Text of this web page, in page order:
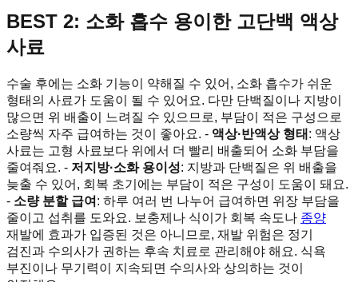
BEST 2: 소화 흡수 용이한 고단백 액상
사료
수술 후에는 소화 기능이 약해질 수 있어, 소화 흡수가 쉬운
형태의 사료가 도움이 될 수 있어요. 다만 단백질이나 지방이
많으면 위 배출이 느려질 수 있으므로, 부담이 적은 구성으로
소량씩 자주 급여하는 것이 좋아요. - 액상·반액상 형태 : 액상
사료는 고형 사료보다 위에서 더 빨리 배출되어 소화 부담을
줄여줘요. - 저지방·소화 용이성: 지방과 단백질은 위 배출을
늦출 수 있어, 회복 초기에는 부담이 적은 구성이 도움이 돼요.
- 소량 분할 급여 : 하루 여러 번 나누어 급여하면 위장 부담을
줄이고 섭취를 도와요. 보충제나 식이가 회복 속도나 종양
재발에 효과가 입증된 것은 아니므로, 재발 위험은 정기
검진과 수의사가 권하는 후속 치료로 관리해야 해요. 식욕
부진이나 무기력이 지속되면 수의사와 상의하는 것이